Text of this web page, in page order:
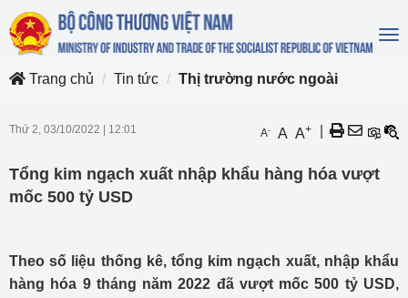
Trang chủ
Tin tức Thị trường nước ngoài
Thứ 2, 03/10/2022 12:01 A- A A+
Tổng kim ngạch xuất nhập khẩu hàng hóa vượt
mốc 500 tỷ USD
Theo số liệu thống kê, tổng kim ngạch xuất, nhập khẩu
hàng hóa 9 tháng năm 2022 đã vượt mốc 500 tỷ USD,